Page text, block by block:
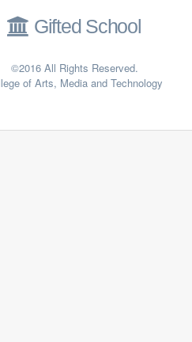
Gifted School
©2016 All Rights Reserved.
of Arts, Media and Technology